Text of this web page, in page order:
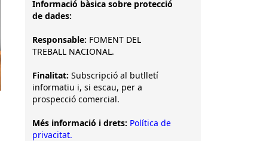
Informació bàsica sobre protecció
de dades:
Responsable: FOMENT DEL
TREBALL NACIONAL.
Finalitat: Subscripció al butlletí
informatiu i, si escau, per a
prospecció comercial.
Més informació i drets: Política de
privacitat.